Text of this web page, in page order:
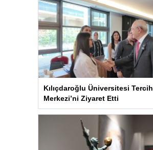
Kılıçdaroğlu Üniversitesi Tercih
Merkezi’ni Ziyaret Etti